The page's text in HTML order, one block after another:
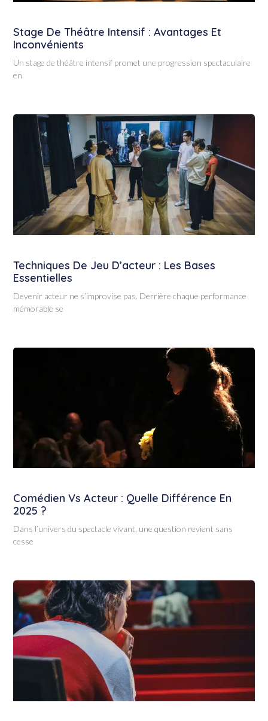
Stage De Théâtre Intensif : Avantages Et
Inconvénients
Un stage de théâtre intensif promet une progression spectaculaire
en
Techniques De Jeu D’acteur : Les Bases
Essentielles
Devenir acteur ne s’improvise pas. Derrière chaque performance
mémorable se
Comédien Vs Acteur : Quelle Différence En
2025 ?
Dans l’univers du spectacle vivant, une question revient sans
cesse